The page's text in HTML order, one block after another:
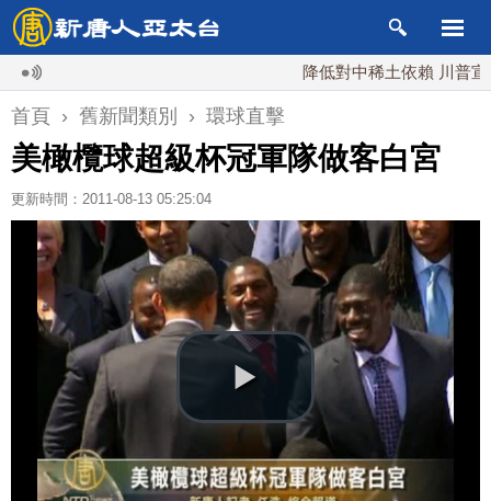
降低對中稀土依賴 川普宣布
首頁 › 舊新聞類別 › 環球直擊
美橄欖球超級杯冠軍隊做客白宮
更新時間：2011-08-13 05:25:04